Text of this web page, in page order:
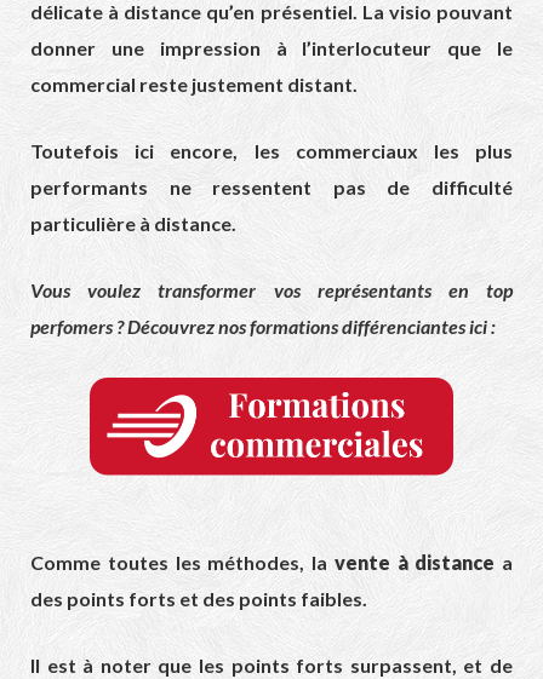
délicate à distance qu’en présentiel. La visio pouvant
donner une impression à l’interlocuteur que le
commercial reste justement distant.
Toutefois ici encore, les commerciaux les plus
performants ne ressentent pas de difficulté
particulière à distance.
Vous voulez transformer vos représentants en top
perfomers ? Découvrez nos formations différenciantes ici :
Comme toutes les méthodes, la vente à distance a
des points forts et des points faibles.
Il est à noter que les points forts surpassent, et de